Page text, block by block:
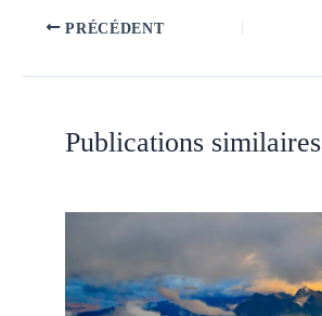
PRÉCÉDENT
Publications similaires